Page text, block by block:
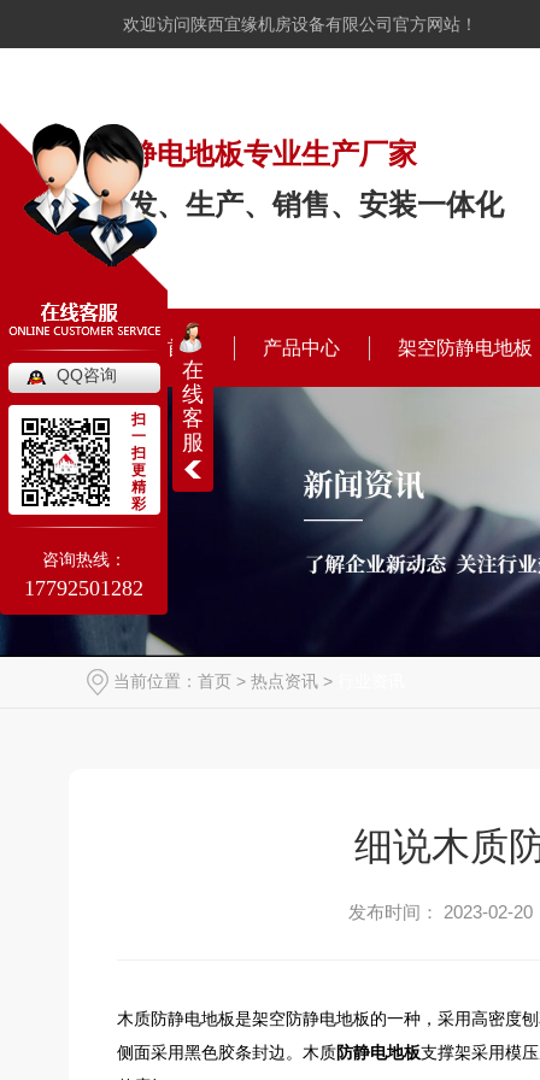
欢迎访问陕西宜缘机房设备有限公司官方网站！
防静电地板专业生产厂家
研发、生产、销售、安装一体化
宜缘首页 产品中心 架空防静电地板
当前位置： 首页 > 热点资讯 >
细说木质
发布时间： 2023-02-20
木质防静电地板是架空防静电地板的一种，采用高密度
侧面采用黑色胶条封边。 木质防静电地板支撑架采用模
在
线
客
服
QQ咨询
扫
一
扫
更
精
彩
咨询热线：
17792501282